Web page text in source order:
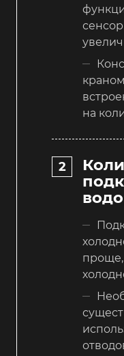
на
проще,